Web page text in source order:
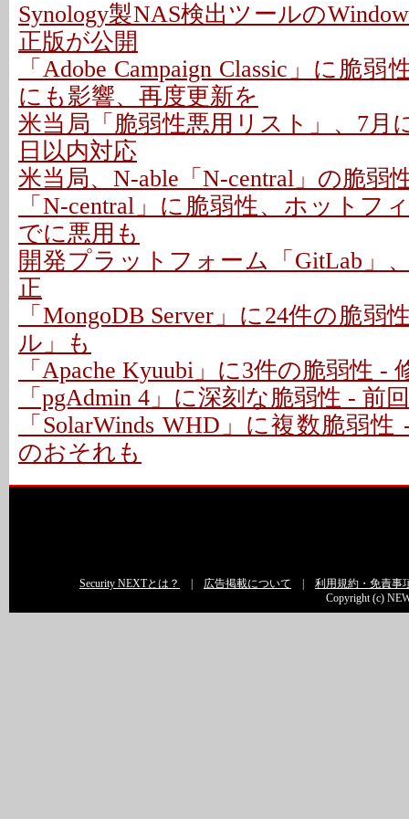
Synology製NAS検出ツールの
正版が公開
「Adobe Campaign Classic」に脆
にも影響、再度更新を
米当局「脆弱性悪用リスト」、7月
日以内対応
米当局、N-able「N-central」の脆弱
「N-central」に脆弱性、ホットフ
でに悪用も
開発プラットフォーム「GitLab」
正
「MongoDB Server」に24件の脆
ル」も
「Apache Kyuubi」に3件の脆弱性 -
「pgAdmin 4」に深刻な脆弱性 - 前
「SolarWinds WHD」に複数脆弱
のおそれも
Security NEXTとは？ 広告掲載について
利用規約・免責事
Copyright (c)